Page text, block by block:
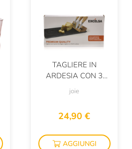
TAGLIERE IN
ARDESIA CON 3
COLTELLI DA
FORMAGGIO
joie
24,90 €
AGGIUNGI